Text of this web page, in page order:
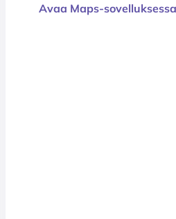
Avaa Maps-sovelluksessa